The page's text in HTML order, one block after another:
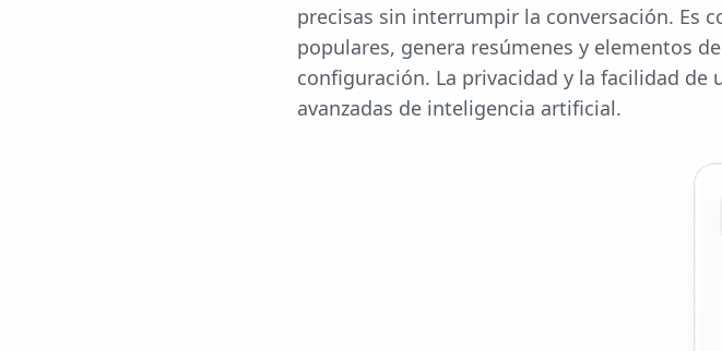
precisas sin interrumpir la conversación. Es
populares, genera resúmenes y elementos
configuración. La privacidad y la facilidad
avanzadas de inteligencia artificial.